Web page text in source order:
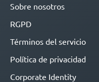
Sobre nosotros
RGPD
Términos del servicio
Política de privacidad
Corporate Identity